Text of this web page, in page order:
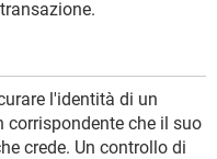
l'identità di un
corrispondente che il suo
crede. Un controllo di